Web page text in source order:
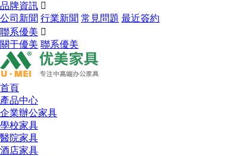
品牌資訊 
公司新聞 行業新聞 常見問題 最近簽約
聯系優美 
關于優美 聯系優美
首頁
產品中心
企業辦公家具
學校家具
醫院家具
酒店家具